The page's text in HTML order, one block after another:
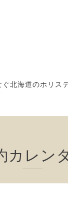
北海道のホリス
カレン